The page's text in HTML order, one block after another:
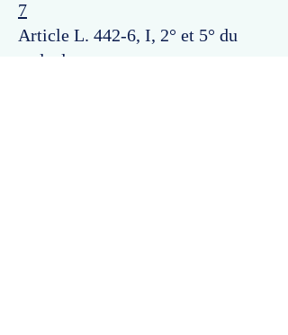
7
Article L. 442-6, I, 2° et 5° du
code de commerce.